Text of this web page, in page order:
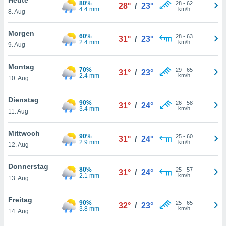
oder
Partner
es uns
das
der
Profil zu
Ihnen
finden
. Sie
jederzeit
Rand
8. Aug
80%
4.4 mm
28° / 23° 28- 62
km/h
Morgen
9. Aug
60%
2.4 mm
31° / 23° 28- 63
km/h
Montag
10. Aug
70%
2.4 mm
31° / 23° 29- 65
km/h
Dienstag
11. Aug
90%
3.4 mm
31° / 24° 26- 58
km/h
Mittwoch
12. Aug
90%
2.9 mm
31° / 24° 25- 60
km/h
Donnerstag
13. Aug
80%
2.1 mm
31° / 24° 25- 57
km/h
Freitag
14. Aug
90%
3.8 mm
32° / 23° 25- 65
km/h